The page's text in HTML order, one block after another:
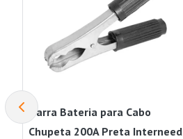
Garra Bateria para Cabo
Chupeta 200A Preta Interneed